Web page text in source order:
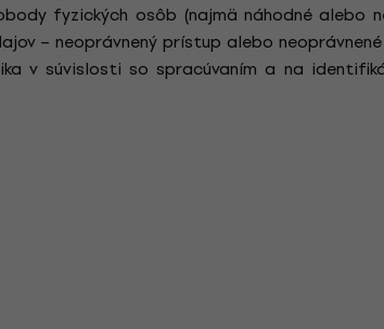
fyzických osôb (najmä náhodné alebo
– neoprávnený prístup alebo
v súvislosti so spracúvaním a na